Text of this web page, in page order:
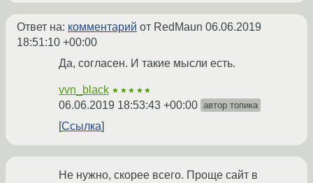
Ответ на: комментарий от RedMaun 06.06.2019
18:51:10 +00:00
Да, согласен. И такие мысли есть.
vvn_black ★★★★★
06.06.2019 18:53:43 +00:00 автор топика
Ссылка
Не нужно, скорее всего. Проще сайт в